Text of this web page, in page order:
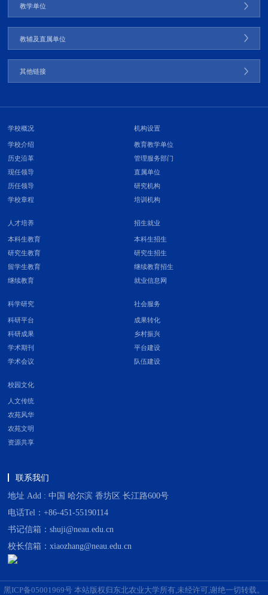
教学单位
教辅及直属单位
其他链接
学校概况
学校介绍
历史沿革
现任领导
历任领导
学校章程
机构设置
教育教学单位
管理服务部门
直属单位
研究机构
培训机构
人才培养
本科生教育
研究生教育
留学生教育
继续教育
招生就业
本科生招生
研究生招生
继续教育招生
就业信息网
科学研究
科研平台
科研成果
学术期刊
学术会议
社会服务
成果转化
乡村振兴
平台建设
队伍建设
校园文化
人文传统
农苑风华
农苑文明
资源共享
联系我们
地址 Add : 中国 哈尔滨 香坊区 长江路600号
电话Tel：+86-451-55190114
书记信箱：shuji@neau.edu.cn
校长信箱：xiaozhang@neau.edu.cn
黑ICP备05001969号 本站版权归东北农业大学所有,未经许可,谢绝一切转载。